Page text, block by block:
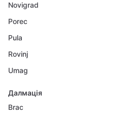
Novigrad
Porec
Pula
Rovinj
Umag
Далмація
Brac